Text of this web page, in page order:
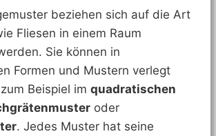
beziehen sich auf die Art
Fliesen in einem Raum
Sie können in
Formen und Mustern verlegt
Beispiel im quadratischen
oder
. Jedes Muster hat seine